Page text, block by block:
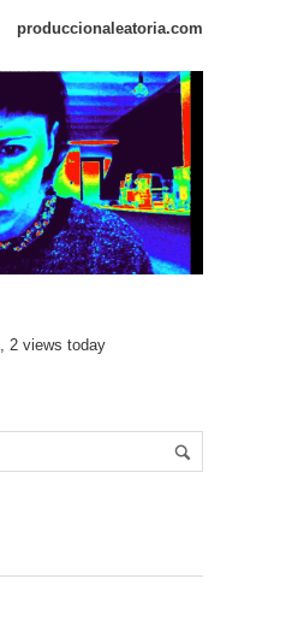
produccionaleatoria.com
, 2 views today